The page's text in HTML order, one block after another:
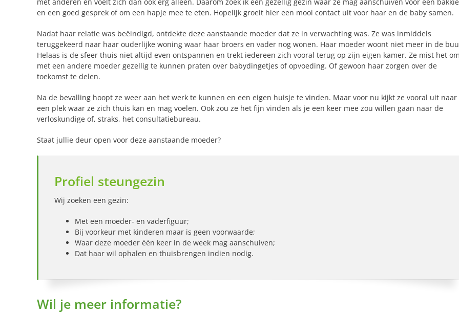
en een goed gesprek of om een hapje mee te eten. Hopelijk groeit hier een mooi contact uit voor haar en de baby samen.
Nadat haar relatie was beëindigd, ontdekte deze aanstaande moeder dat ze in verwachting was. Ze was inmiddels
teruggekeerd naar haar ouderlijke woning waar haar broers en vader nog wonen. Haar moeder woont niet meer in de
Helaas is de sfeer thuis niet altijd even ontspannen en trekt iedereen zich vooral terug op zijn eigen kamer. Ze mist het om
met een andere moeder gezellig te kunnen praten over babydingetjes of opvoeding. Of gewoon haar zorgen over de
toekomst te delen.
Na de bevalling hoopt ze weer aan het werk te kunnen en een eigen huisje te vinden. Maar voor nu kijkt ze vooral uit naar
een plek waar ze zich thuis kan en mag voelen. Ook zou ze het fijn vinden als je een keer mee zou willen gaan naar de
verloskundige of, straks, het consultatiebureau.
Staat jullie deur open voor deze aanstaande moeder?
Profiel steungezin
Wij zoeken een gezin:
Met een moeder- en vaderfiguur;
Bij voorkeur met kinderen maar is geen voorwaarde;
Waar deze moeder één keer in de week mag aanschuiven;
Dat haar wil ophalen en thuisbrengen indien nodig.
Wil je meer informatie?